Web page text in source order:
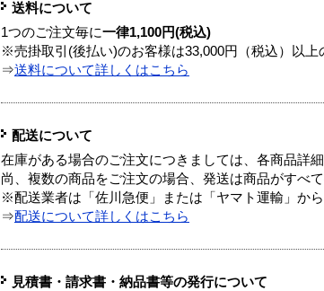
送料について
1つのご注文毎に一律1,100円(税込)
※売掛取引(後払い)のお客様は33,000円（税込）以上
⇒送料について詳しくはこちら
配送について
在庫がある場合のご注文につきましては、各商品詳
尚、複数の商品をご注文の場合、発送は商品がすべ
※配送業者は「佐川急便」または「ヤマト運輸」か
⇒配送について詳しくはこちら
見積書・請求書・納品書等の発行について